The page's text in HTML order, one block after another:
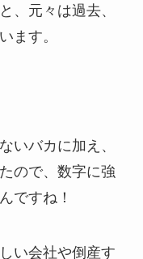
、元々は過去、
ます。
いバカに加え、
ので、数字に強
ですね！
い会社や倒産す